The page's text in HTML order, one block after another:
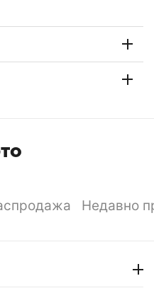
Недавно